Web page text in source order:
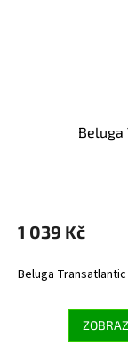
Beluga
1 039 Kč
Beluga